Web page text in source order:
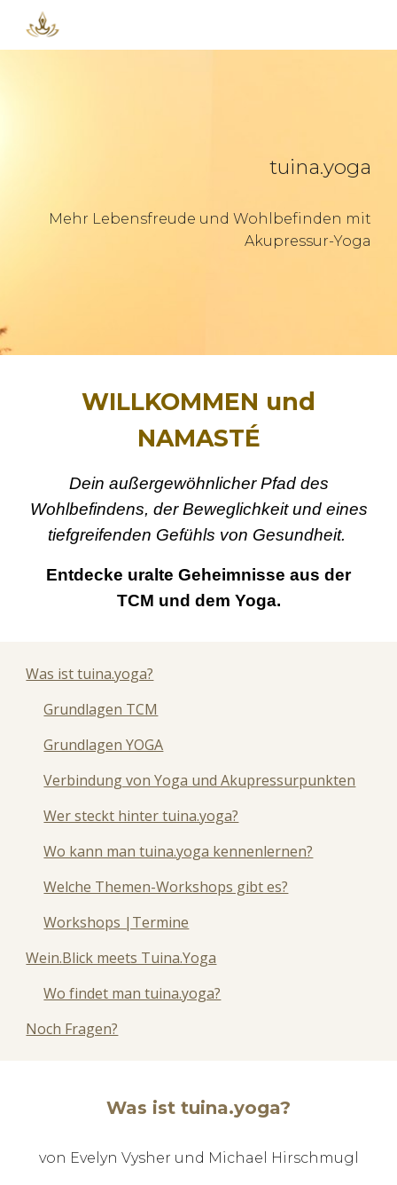
Skip to main content
tuina.yoga
Mehr Lebensfreude und Wohlbefinden mit
Akupressur-Yoga
WILLKOMMEN und
NAMASTÉ
Dein außergewöhnlicherPfad des
Wohlbefindens, der Beweglichkeit und eines
tiefgreifenden Gefühls von Gesundheit.
Entdecke uralte Geheimnisse aus der
TCM und dem Yoga.
Was ist tuina.yoga?
Grundlagen TCM
Grundlagen YOGA
Verbindung von Yoga und Akupressurpunkten
Wer steckt hinter tuina.yoga?
Wo kann man tuina.yoga kennenlernen?
Welche Themen-Workshops gibt es?
Workshops |Termine
Wein.Blick meets Tuina.Yoga
Wo findet man tuina.yoga?
Noch Fragen?
Was ist tuina.yoga?
von Evelyn Vysher und Michael Hirschmugl